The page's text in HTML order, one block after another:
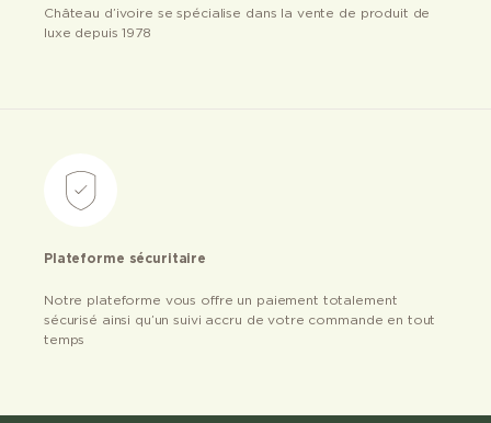
Château d’ivoire se spécialise dans la vente de produit de
luxe depuis 1978
Plateforme sécuritaire
Notre plateforme vous offre un paiement totalement
sécurisé ainsi qu’un suivi accru de votre commande en tout
temps